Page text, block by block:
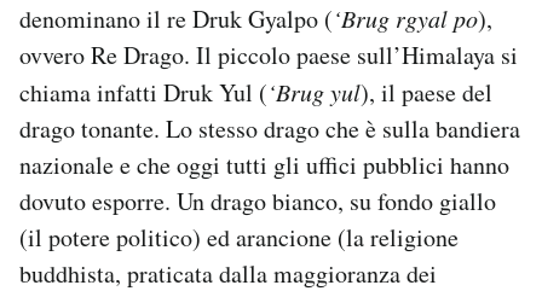
denominano il re Druk Gyalpo (‘Brug rgyal po),
ovvero Re Drago. Il piccolo paese sull’Himalaya si
chiama infatti Druk Yul (‘Brug yul), il paese del
drago tonante. Lo stesso drago che è sulla bandiera
nazionale e che oggi tutti gli uffici pubblici hanno
dovuto esporre. Un drago bianco, su fondo giallo
(il potere politico) ed arancione (la religione
buddhista, praticata dalla maggioranza dei